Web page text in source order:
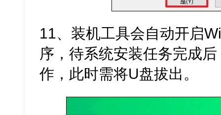
11、装机工具会自动开启
序，待系统安装任务完成
作，此时需将U盘拔出。